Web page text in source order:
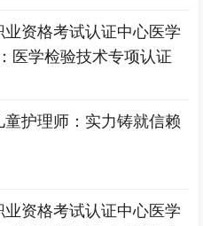
业资格考试认证中心医学
医学检验技术专项认证
童护理师：实力铸就信赖
业资格考试认证中心医学